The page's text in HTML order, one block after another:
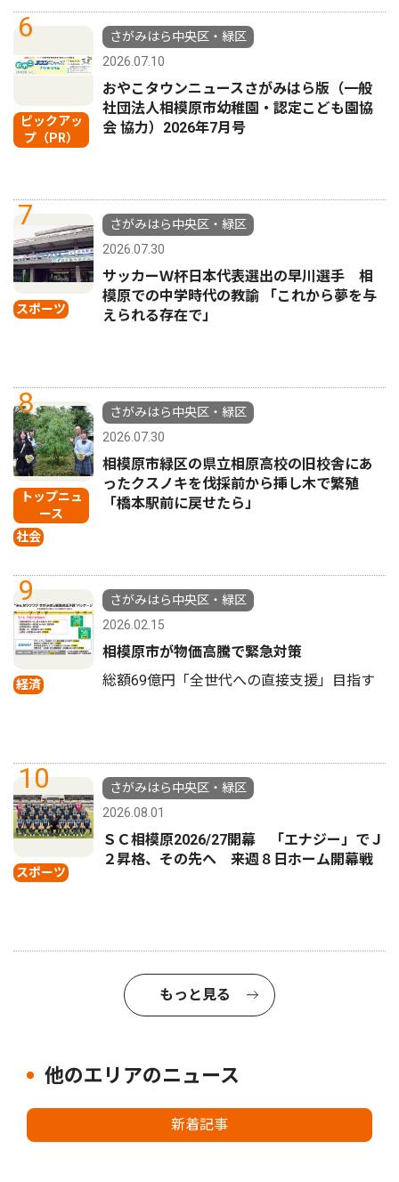
6
ピックアッ
プ（PR）
さがみはら中央区・緑区
2026.07.10
おやこタウンニュースさがみはら版（一般
社団法人相模原市幼稚園・認定こども園協
会 協力）2026年7月号
7
スポーツ
さがみはら中央区・緑区
2026.07.30
サッカーＷ杯日本代表選出の早川選手 相
模原での中学時代の教諭 「これから夢を与
えられる存在で」
8
トップニュ
ース
社会
さがみはら中央区・緑区
2026.07.30
相模原市緑区の県立相原高校の旧校舎にあ
ったクスノキを伐採前から挿し木で繁殖
「橋本駅前に戻せたら」
9
経済
さがみはら中央区・緑区
2026.02.15
相模原市が物価高騰で緊急対策
総額69億円「全世代への直接支援」目指す
10
スポーツ
さがみはら中央区・緑区
2026.08.01
ＳＣ相模原2026/27開幕 「エナジー」でＪ
２昇格、その先へ 来週８日ホーム開幕戦
もっと見る
他のエリアのニュース
新着記事